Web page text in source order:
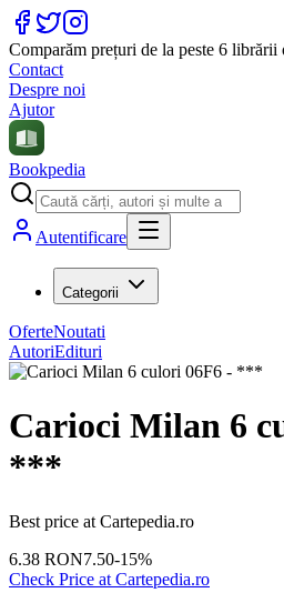
Comparăm prețuri de la peste 6 librării
Contact
Despre noi
Ajutor
Bookpedia
Autentificare
Categorii
OferteNoutati
AutoriEdituri
Carioci Milan 6
***
Best price at Cartepedia.ro
6.38 RON7.50-15%
Check Price at Cartepedia.ro